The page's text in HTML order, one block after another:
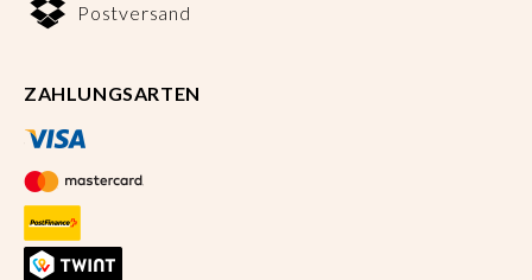
Postversand
ZAHLUNGSARTEN